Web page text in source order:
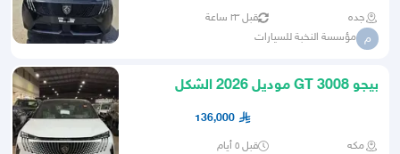
جده قبل ٢٣ ساعة
م مؤسسة النخبة للسيارات
بيجو 3008 GT موديل 2026 الشكل
136,000
مكه قبل ٥ أيام